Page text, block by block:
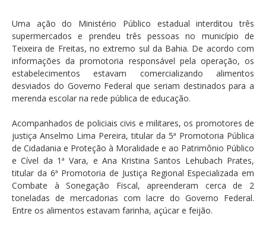
Uma ação do Ministério Público estadual interditou três
supermercados e prendeu três pessoas no município de
Teixeira de Freitas, no extremo sul da Bahia. De acordo com
informações da promotoria responsável pela operação, os
estabelecimentos estavam comercializando alimentos
desviados do Governo Federal que seriam destinados para a
merenda escolar na rede pública de educação.
Acompanhados de policiais civis e militares, os promotores de
justiça Anselmo Lima Pereira, titular da 5ª Promotoria Pública
de Cidadania e Proteção à Moralidade e ao Patrimônio Público
e Cível da 1ª Vara, e Ana Kristina Santos Lehubach Prates,
titular da 6ª Promotoria de Justiça Regional Especializada em
Combate à Sonegação Fiscal, apreenderam cerca de 2
toneladas de mercadorias com lacre do Governo Federal.
Entre os alimentos estavam farinha, açúcar e feijão.